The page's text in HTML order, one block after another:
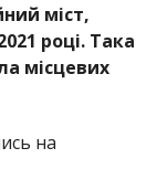
міст,
році. Така
місцевих
на